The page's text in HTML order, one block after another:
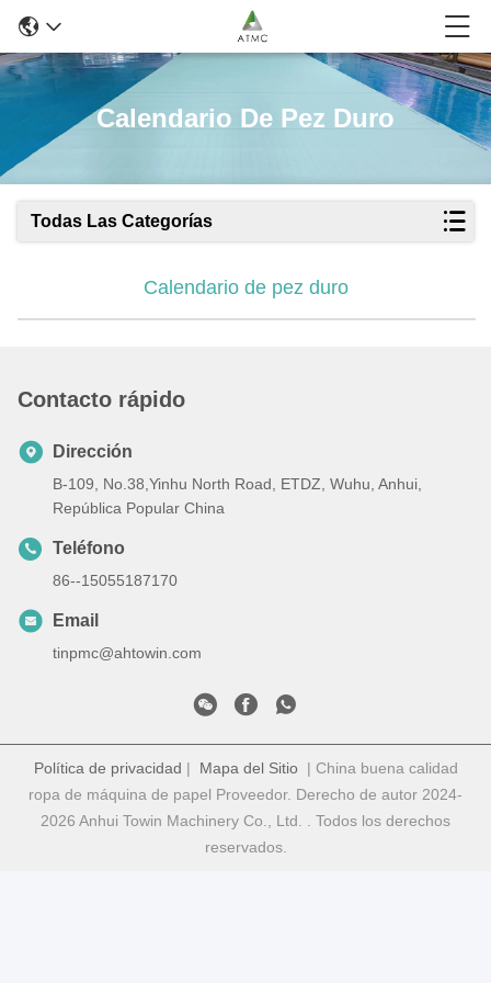
Calendario De Pez Duro
Todas Las Categorías
Calendario de pez duro
Contacto rápido
Dirección
B-109, No.38,Yinhu North Road, ETDZ, Wuhu, Anhui,
República Popular China
Teléfono
86--15055187170
Email
tinpmc@ahtowin.com
Política de privacidad | Mapa del Sitio| China buena calidad
ropa de máquina de papel Proveedor. Derecho de autor 2024-
2026 Anhui Towin Machinery Co., Ltd. . Todos los derechos
reservados.